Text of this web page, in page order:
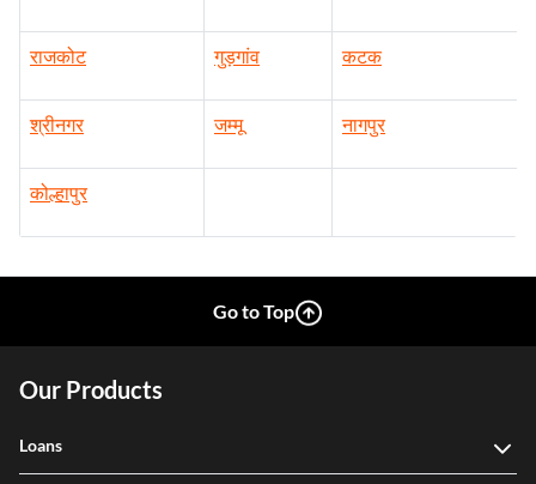
राजकोट गुड़गांव कटक
श्रीनगर जम्मू नागपुर
कोल्हापुर
Go to Top
Our Products
Loans